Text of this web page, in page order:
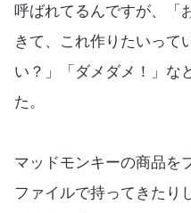
呼ばれてるんですが、「
きて、これ作りたいって
い？」「ダメダメ！」な
た。
マッドモンキーの商品を
ファイルで持ってきたり